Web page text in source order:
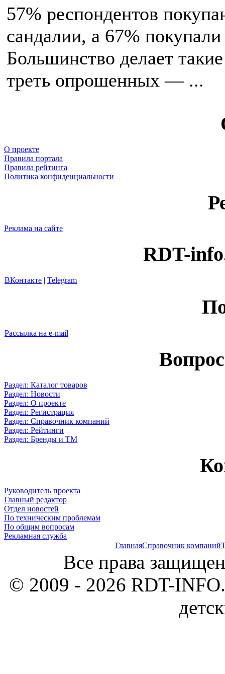
57% респондентов
сандалии, а 67%
Большинство делает
треть опрошенных — ...
О проекте
Правила портала
Правила рейтинга
Политика конфиденциальности
Реклама на сайте
RDT-
ВКонтакте | Telegram
Рассылка на e-mail
Раздел: Каталог товаров
Раздел: Новости
Раздел: О проекте
Раздел: Регистрация
Раздел: Справочник компаний
Раздел: Рейтинги
Раздел: Бренды и ТМ
Руководитель проекта
Главный редактор
Отдел новостей
По техническим проблемам
По общим вопросам
Рекламная служба
ГлавнаяСправочник компаний
Все права
© 2009 - 2026 RDT-